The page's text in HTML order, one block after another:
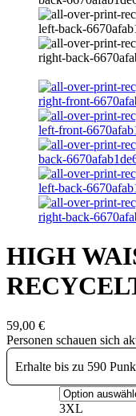
HIGH
59,00 €
Personen schauen sich
Erhalte bis zu 590
3XL